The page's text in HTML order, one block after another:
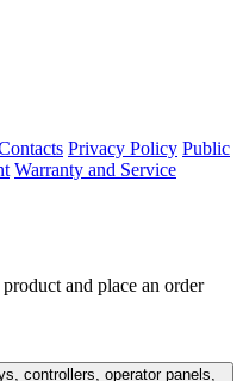
Privacy Policy Public
Warranty and Service
and place an order
controllers, operator panels,